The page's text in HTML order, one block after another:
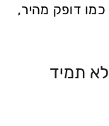
דופק מהיר,
תמיד